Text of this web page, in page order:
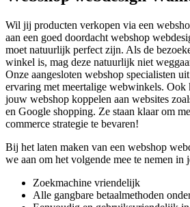
Wil jij producten verkopen via een
aan een goed doordacht webshop
moet natuurlijk perfect zijn. Als de
winkel is, mag deze natuurlijk niet
Onze aangesloten webshop specialisten
ervaring met meertalige webwinkels. Ook
jouw webshop koppelen aan websites
en Google shopping. Ze staan klaar om
commerce strategie te bevaren!
Bij het laten maken van een webshop
we aan om het volgende mee te nemen in
Zoekmachine vriendelijk
Alle gangbare betaalmethoden